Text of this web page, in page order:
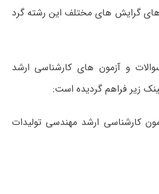
گرایش های مختلف این رشته گرد
و آزمون های کارشناسی ارشد
زیر فراهم گردیده است:
کارشناسی ارشد مهندسی تولیدات